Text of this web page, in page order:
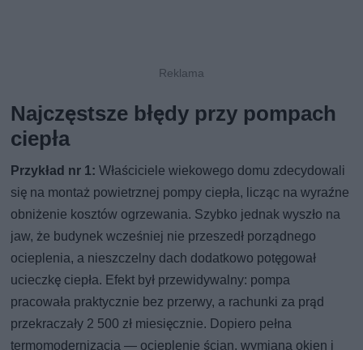
Najczęstsze błędy przy pompach
ciepła
Przykład nr 1: Właściciele wiekowego domu zdecydowali
się na montaż powietrznej pompy ciepła, licząc na wyraźne
obniżenie kosztów ogrzewania. Szybko jednak wyszło na
jaw, że budynek wcześniej nie przeszedł porządnego
ocieplenia, a nieszczelny dach dodatkowo potęgował
ucieczkę ciepła. Efekt był przewidywalny: pompa
pracowała praktycznie bez przerwy, a rachunki za prąd
przekraczały 2 500 zł miesięcznie. Dopiero pełna
termomodernizacja — ocieplenie ścian, wymiana okien i